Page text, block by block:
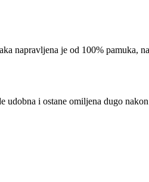
napravljena je od 100% pamuka,
udobna i ostane omiljena dugo